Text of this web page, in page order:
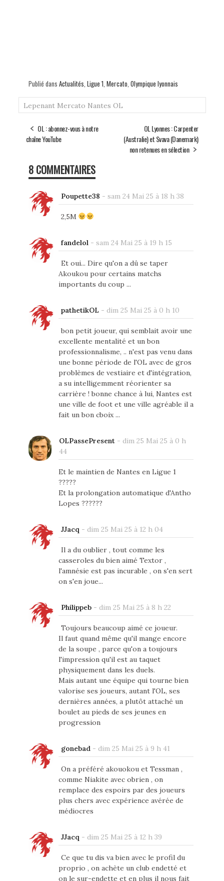
Publié dans Actualités, Ligue 1, Mercato, Olympique lyonnais
Lepenant Mercato Nantes OL
OL : abonnez-vous à notre
chaîne YouTube
OL Lyonnes : Carpenter
(Australie) et Svava (Danemark)
non retenues en sélection
8 COMMENTAIRES
Poupette38 - sam 24 Mai 25 à 18 h 38
2,5M
fandelol- sam 24 Mai 25 à 19 h 15
Et oui... Dire qu'on a dû se taper
Akoukou pour certains matchs
importants du coup ...
pathetikOL - dim 25 Mai 25 à 0 h 10
bon petit joueur, qui semblait avoir une
excellente mentalité et un bon
professionnalisme, .. n'est pas venu dans
une bonne période de l'OL avec de gros
problèmes de vestiaire et d'intégration,
a su intelligemment réorienter sa
carrière ! bonne chance à lui, Nantes est
une ville de foot et une ville agréable il a
fait un bon cboix ...
OLPassePresent- dim 25 Mai 25 à 0 h
44
Et le maintien de Nantes en Ligue 1
?????
Et la prolongation automatique d'Antho
Lopes ??????
JJacq - dim 25 Mai 25 à 12 h 04
Il a du oublier , tout comme les
casseroles du bien aimé Textor ,
l'amnésie est pas incurable , on s'en sert
on s'en joue...
Philippeb- dim 25 Mai 25 à 8 h 22
Toujours beaucoup aimé ce joueur.
Il faut quand même qu'il mange encore
de la soupe , parce qu'on a toujours
l'impression qu'il est au taquet
physiquement dans les duels.
Mais autant une équipe qui tourne bien
valorise ses joueurs, autant l'OL, ses
dernières années, a plutôt attaché un
boulet au pieds de ses jeunes en
progression
gonebad- dim 25 Mai 25 à 9 h 41
On a préféré akouokou et Tessman ,
comme Niakite avec obrien , on
remplace des espoirs par des joueurs
plus chers avec expérience avérée de
médiocres
JJacq - dim 25 Mai 25 à 12 h 39
Ce que tu dis va bien avec le profil du
proprio , on achète un club endetté et
on le sur-endette et en plus il nous fait